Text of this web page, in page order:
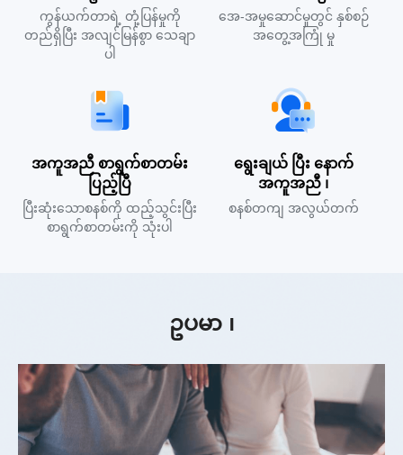
ကွန်ယက်တာရဲ့ တုံ့ပြန်မှုကို
တည်ရှိပြီး အလျင်မြန်စွာ သေချာ
ပါ
အေ-အမှုဆောင်မှုတွင် နှစ်စဉ်
အတွေ့အကြုံ မှု
အကူအညီ စာရွက်စာတမ်း
ပြည့်ပြီ
ပြီးဆုံးသောစနစ်ကို ထည့်သွင်းပြီး
စာရွက်စာတမ်းကို သုံးပါ
ရွေးချယ် ပြီး နောက်
အကူအညီ ၊
စနစ်တကျ အလွယ်တက်
ဥပမာ ၊